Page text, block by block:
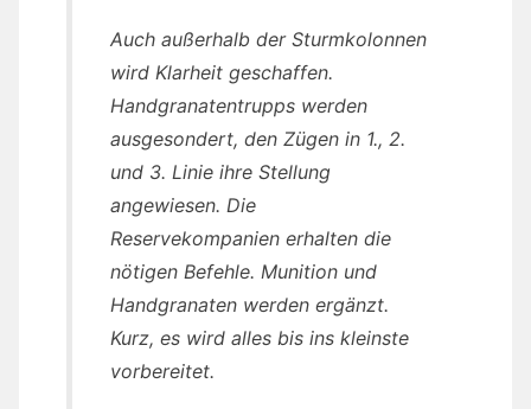
Auch außerhalb der Sturmkolonnen
wird Klarheit geschaffen.
Handgranatentrupps werden
ausgesondert, den Zügen in 1., 2.
und 3. Linie ihre Stellung
angewiesen. Die
Reservekompanien erhalten die
nötigen Befehle. Munition und
Handgranaten werden ergänzt.
Kurz, es wird alles bis ins kleinste
vorbereitet.